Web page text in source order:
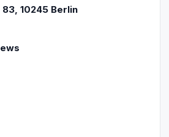
10245 Berlin